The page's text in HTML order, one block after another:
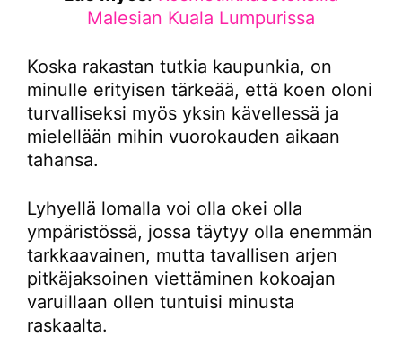
Malesian Kuala Lumpurissa
Koska rakastan tutkia kaupunkia, on
minulle erityisen tärkeää, että koen oloni
turvalliseksi myös yksin kävellessä ja
mielellään mihin vuorokauden aikaan
tahansa.
Lyhyellä lomalla voi olla okei olla
ympäristössä, jossa täytyy olla enemmän
tarkkaavainen, mutta tavallisen arjen
pitkäjaksoinen viettäminen kokoajan
varuillaan ollen tuntuisi minusta
raskaalta.